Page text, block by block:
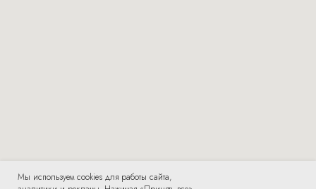
Мы используем cookies для работы сайта,